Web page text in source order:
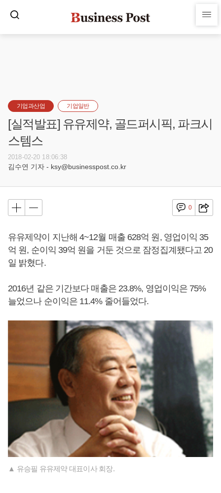
기업과산업 기업일반
[실적발표] 유유제약, 골드퍼시픽, 파크시
스템스
2018-02-20 18:06:38
김수연 기자 - ksy@businesspost.co.kr
0
유유제약이 지난해 4~12월 매출 628억 원, 영업이익 35
억 원, 순이익 39억 원을 거둔 것으로 잠정집계됐다고 20
일 밝혔다.
2016년 같은 기간보다 매출은 23.8%, 영업이익은 75%
늘었으나 순이익은 11.4% 줄어들었다.
▲ 유승필 유유제약 대표이사 회장.